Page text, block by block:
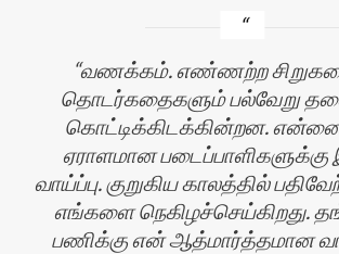
வணக்கம். எண்ணற்ற
தொடர்கதைகளும் பல்வேறு
கொட்டிக்கிடக்கின்றன.
ஏராளமான படைப்பாளிகளுக்கு
வாய்ப்பு. குறுகிய காலத்தில்
எங்களை நெகிழச்செய்கிறது.
பணிக்கு என் ஆத்மார்த்தமான